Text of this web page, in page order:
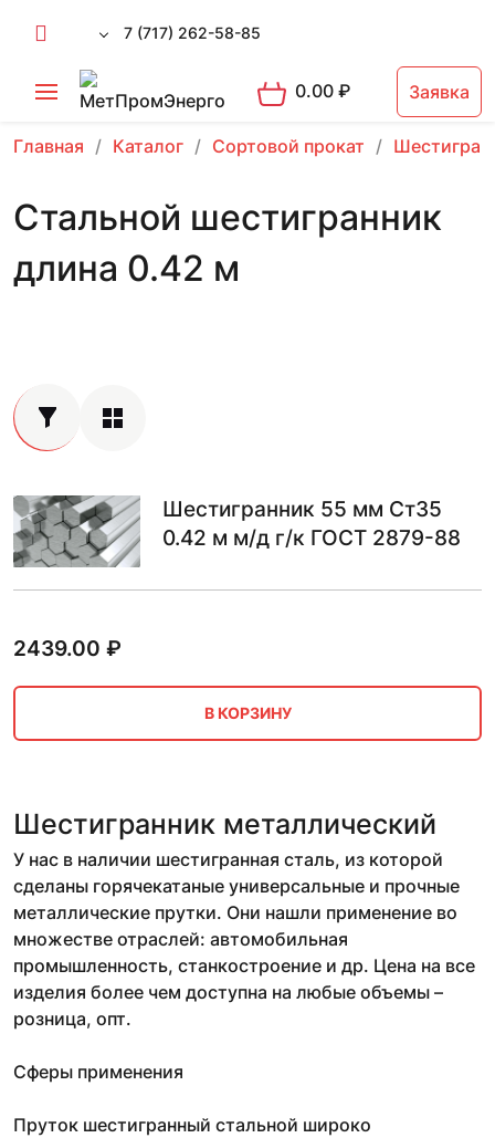
7 (717) 262-58-85
0.00₽ Заявка
Главная Каталог Сортовой прокат
Стальной шестигранник
длина 0.42 м
Шестигранник 55 мм Ст35
0.42 м м/д г/к ГОСТ 2879-88
2439.00 ₽
В КОРЗИНУ
Шестигранник металлический
У нас в наличии шестигранная сталь, из которой
сделаны горячекатаные универсальные и прочные
металлические прутки. Они нашли применение во
множестве отраслей: автомобильная
промышленность, станкостроение и др. Цена на все
изделия более чем доступна на любые объемы –
розница, опт.
Сферы применения
Пруток шестигранный стальной широко